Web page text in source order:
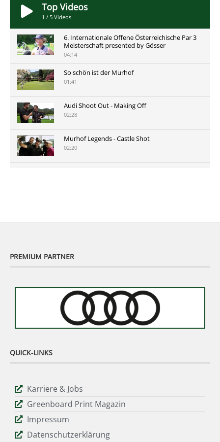
Top Videos
1 / 5 Videos
6. Internationale Offene Österreichische Par 3
Meisterschaft presented by Gösser
04:14
So schön ist der Murhof
01:41
Audi Shoot Out - Making Off
02:28
Murhof Legends - Castle Shot
02:20
PREMIUM PARTNER
QUICK-LINKS
Karriere & Jobs
Greenboard Print Magazin
Impressum
Datenschutzerklärung